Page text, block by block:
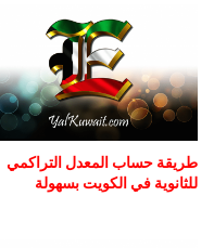
طريقة حساب المعدل التراكمي
للثانوية في الكويت بسهولة